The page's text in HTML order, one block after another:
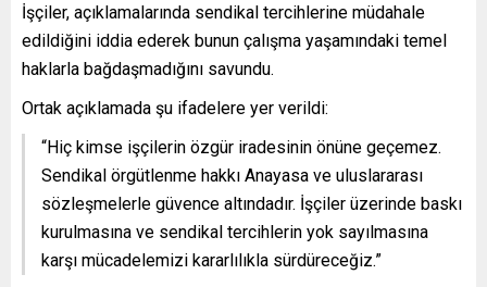
İşçiler, açıklamalarında sendikal tercihlerine müdahale
edildiğini iddia ederek bunun çalışma yaşamındaki temel
haklarla bağdaşmadığını savundu.
Ortak açıklamada şu ifadelere yer verildi:
“Hiç kimse işçilerin özgür iradesinin önüne geçemez.
Sendikal örgütlenme hakkı Anayasa ve uluslararası
sözleşmelerle güvence altındadır. İşçiler üzerinde baskı
kurulmasına ve sendikal tercihlerin yok sayılmasına
karşı mücadelemizi kararlılıkla sürdüreceğiz.”